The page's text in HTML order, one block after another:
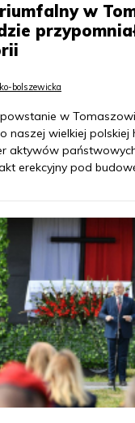
w
bolszewicka
w
naszej wielkiej polskiej
aktywów
erekcyjny pod